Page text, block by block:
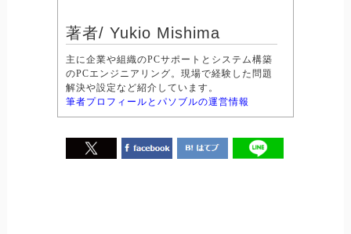
著者/ Yukio Mishima
主に企業や組織のPCサポートとシステム構築
のPCエンジニアリング。現場で経験した問題
解決や設定など紹介しています。
筆者プロフィールとパソブルの運営情報